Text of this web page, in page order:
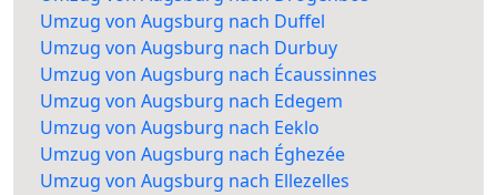
Umzug von Augsburg nach Duffel
Umzug von Augsburg nach Durbuy
Umzug von Augsburg nach Écaussinnes
Umzug von Augsburg nach Edegem
Umzug von Augsburg nach Eeklo
Umzug von Augsburg nach Éghezée
Umzug von Augsburg nach Ellezelles